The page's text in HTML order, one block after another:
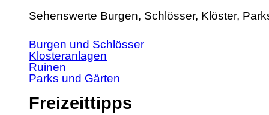
Sehenswerte Burgen, Schlösser, Klöster,
Burgen und Schlösser
Klosteranlagen
Ruinen
Parks und Gärten
Freizeittipps